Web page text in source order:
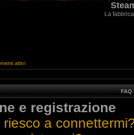
La
attivi
FAQ
e registrazione
a